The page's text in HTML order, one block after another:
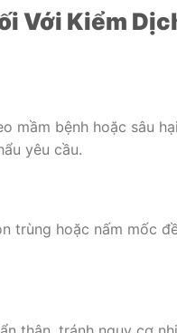
Với Kiểm
mầm bệnh hoặc sâu
yêu cầu.
trùng hoặc nấm mốc